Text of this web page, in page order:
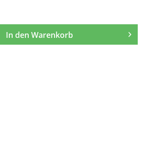
In den Warenkorb